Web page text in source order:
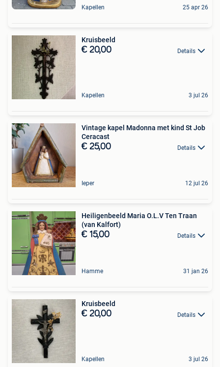
Kapellen 25 apr 26
Kruisbeeld
€ 20,00 Details
Kapellen 3 jul 26
Vintage kapel Madonna met kind St Job
Ceracast
€ 25,00 Details
Ieper 12 jul 26
Heiligenbeeld Maria O.L.V Ten Traan
(van Kalfort)
€ 15,00 Details
Hamme 31 jan 26
Kruisbeeld
€ 20,00 Details
Kapellen 3 jul 26